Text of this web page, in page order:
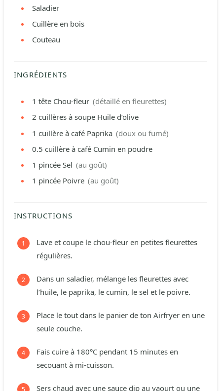
Saladier
Cuillère en bois
Couteau
INGRÉDIENTS
1 tête Chou-fleur (détaillé en fleurettes)
2 cuillères à soupe Huile d’olive
1 cuillère à café Paprika (doux ou fumé)
0.5 cuillère à café Cumin en poudre
1 pincée Sel (au goût)
1 pincée Poivre (au goût)
INSTRUCTIONS
Lave et coupe le chou-fleur en petites fleurettes
régulières.
Dans un saladier, mélange les fleurettes avec
l’huile, le paprika, le cumin, le sel et le poivre.
Place le tout dans le panier de ton Airfryer en une
seule couche.
Fais cuire à 180°C pendant 15 minutes en
secouant à mi-cuisson.
Sers chaud avec une sauce dip au yaourt ou une